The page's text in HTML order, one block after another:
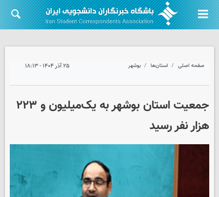
صفحه اصلی استان‌ها بوشهر ۲۵ آذر ۱۴۰۴ - ۱۸:۱۳
جمعیت استان بوشهر به یک‌میلیون و ۲۲۳
هزار نفر رسید